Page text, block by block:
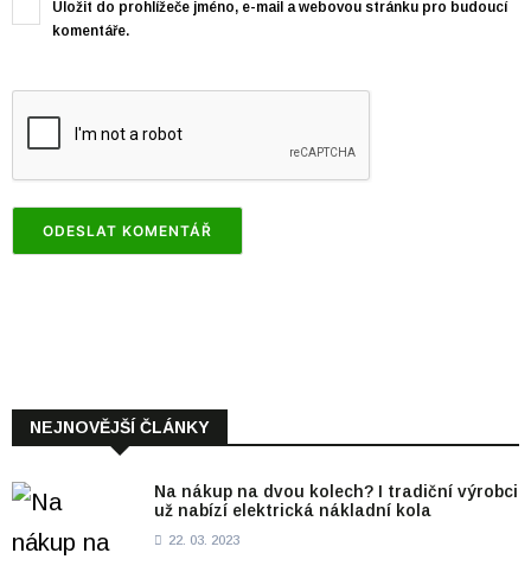
Uložit do prohlížeče jméno, e-mail a webovou stránku pro budoucí
komentáře.
NEJNOVĚJŠÍ ČLÁNKY
Na nákup na dvou kolech? I tradiční výrobci
už nabízí elektrická nákladní kola
22. 03. 2023